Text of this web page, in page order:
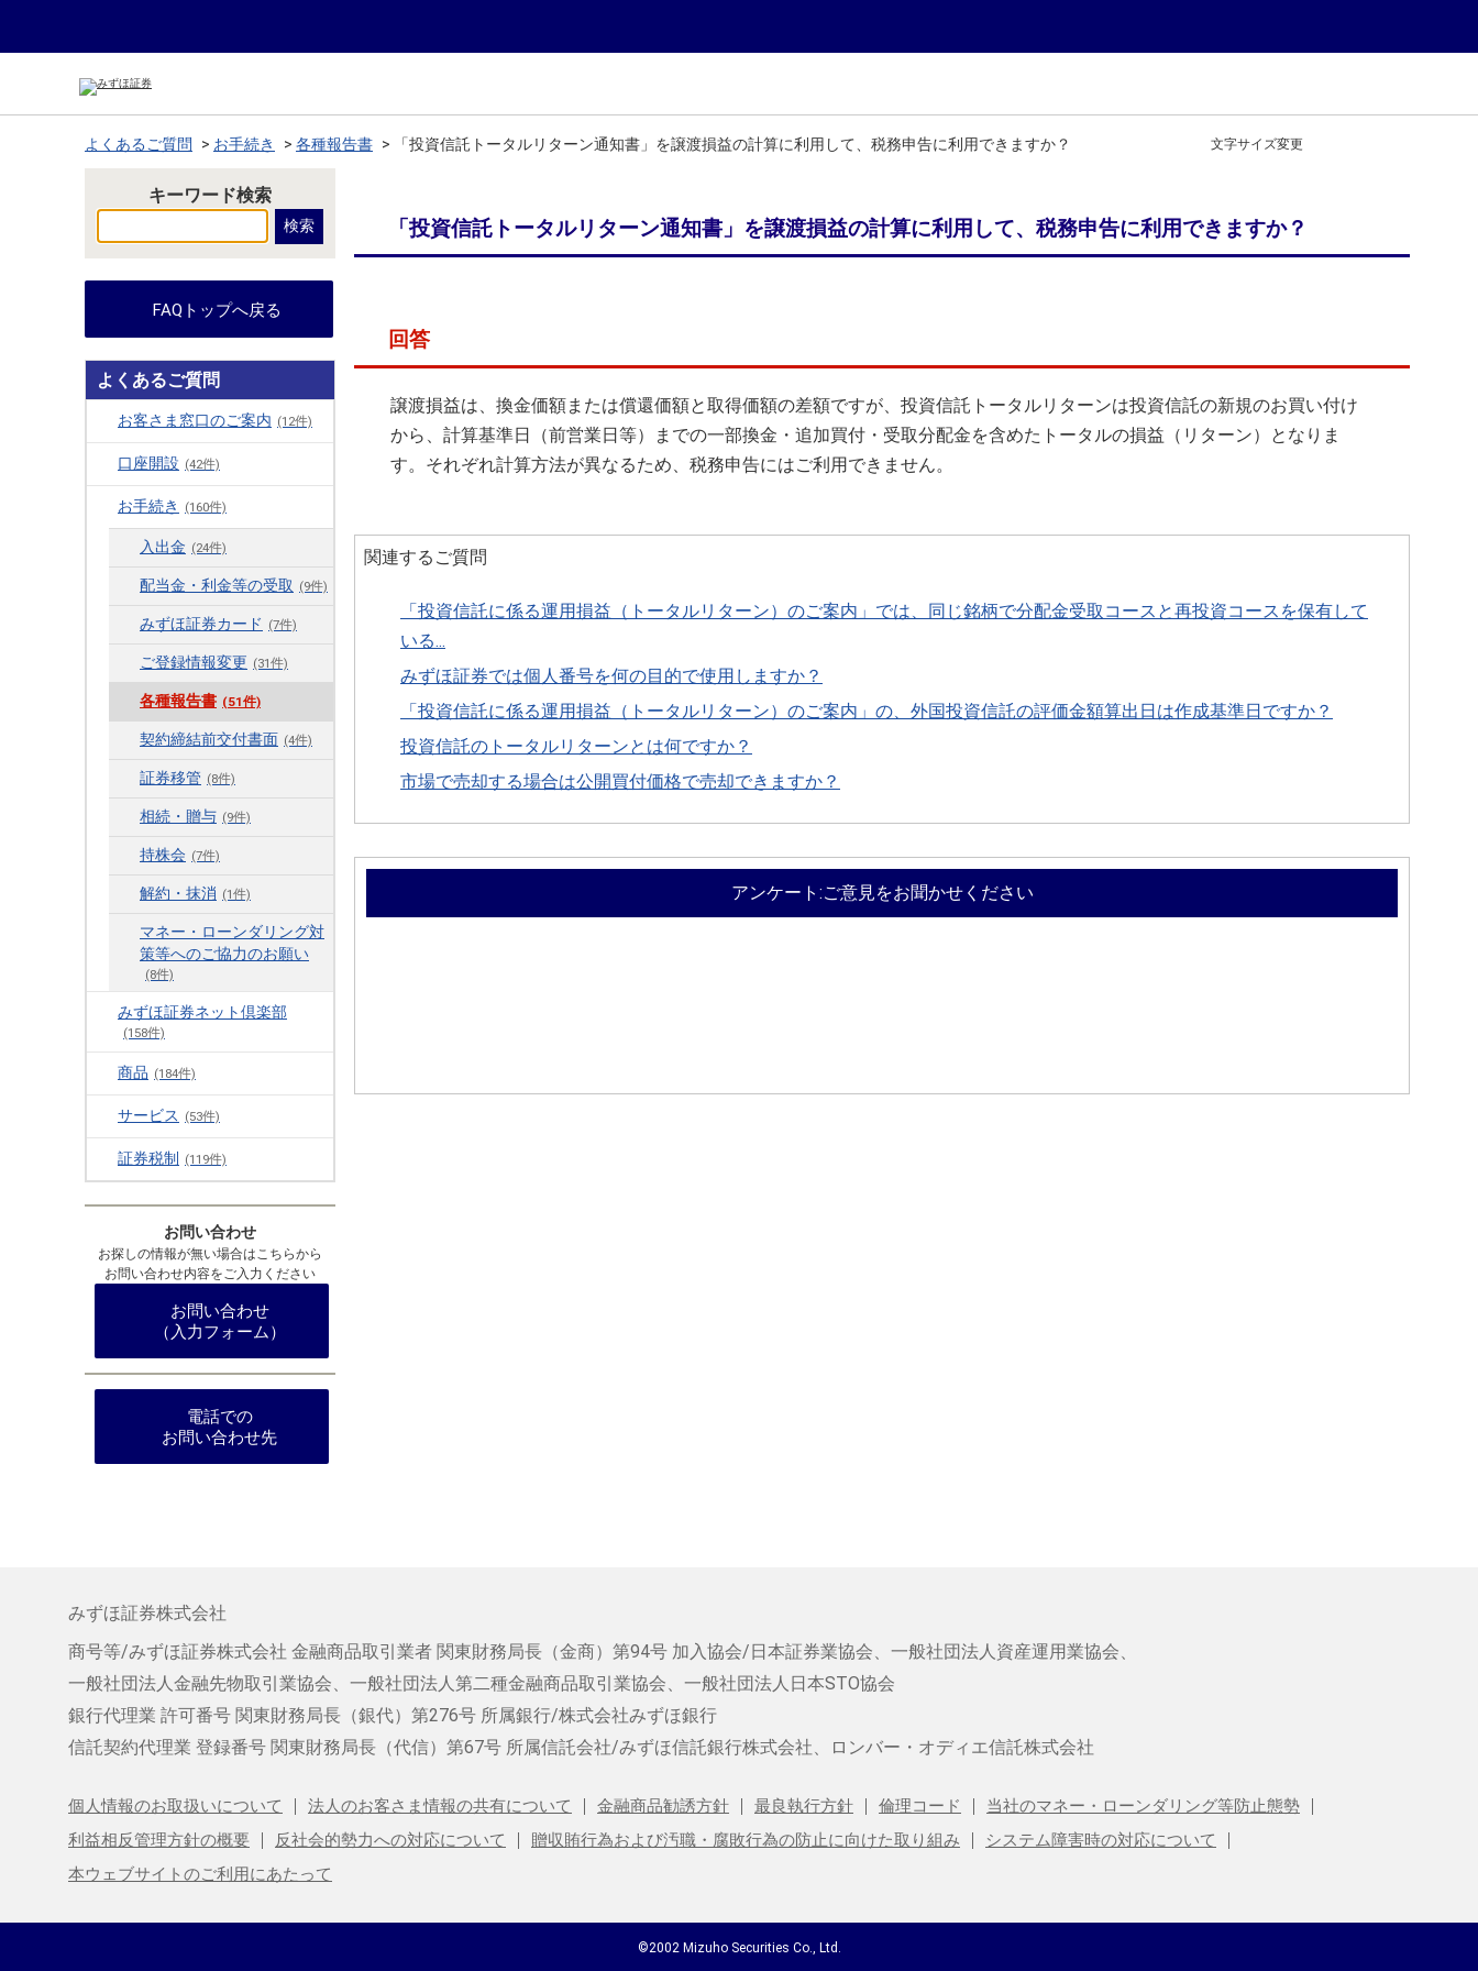
文字サイズ変更
よくあるご質問 > お手続き > 各種報告書 > 「投資信託トータルリターン通知書」を譲渡損益の計算に利用して、税務申告に利用できますか？
キーワード検索
FAQトップへ戻る
よくあるご質問
お客さま窓口のご案内 (12件)
口座開設 (42件)
お手続き (160件)
入出金 (24件)
配当金・利金等の受取 (9件)
みずほ証券カード (7件)
ご登録情報変更 (31件)
各種報告書 (51件)
契約締結前交付書面 (4件)
証券移管 (8件)
相続・贈与 (9件)
持株会 (7件)
解約・抹消 (1件)
マネー・ローンダリング対
策等へのご協力のお願い
(8件)
みずほ証券ネット倶楽部
(158件)
商品 (184件)
サービス (53件)
証券税制 (119件)
お問い合わせ
お探しの情報が無い場合はこちらから
お問い合わせ内容をご入力ください
お問い合わせ
（入力フォーム）
電話での
お問い合わせ先
「投資信託トータルリターン通知書」を譲渡損益の計算に利用して、税務申告に利用できますか？
回答
譲渡損益は、換金価額または償還価額と取得価額の差額ですが、投資信託トータルリターンは投資信託の新規のお買い付け
から、計算基準日（前営業日等）までの一部換金・追加買付・受取分配金を含めたトータルの損益（リターン）となりま
す。それぞれ計算方法が異なるため、税務申告にはご利用できません。
関連するご質問
「投資信託に係る運用損益（トータルリターン）のご案内」では、同じ銘柄で分配金受取コースと再投資コースを保有して
いる...
みずほ証券では個人番号を何の目的で使用しますか？
「投資信託に係る運用損益（トータルリターン）のご案内」の、外国投資信託の評価金額算出日は作成基準日ですか？
投資信託のトータルリターンとは何ですか？
市場で売却する場合は公開買付価格で売却できますか？
アンケート:ご意見をお聞かせください
みずほ証券株式会社
商号等/みずほ証券株式会社 金融商品取引業者 関東財務局長（金商）第94号 加入協会/日本証券業協会、一般社団法人資産運用業協会、
一般社団法人金融先物取引業協会、 一般社団法人第二種金融商品取引業協会、一般社団法人日本STO協会
銀行代理業 許可番号 関東財務局長（銀代）第276号 所属銀行/株式会社みずほ銀行
信託契約代理業 登録番号 関東財務局長（代信）第67号 所属信託会社/みずほ信託銀行株式会社、ロンバー・オディエ信託株式会社
個人情報のお取扱いについて 法人のお客さま情報の共有について 金融商品勧誘方針 最良執行方針 倫理コード
当社のマネー・ローンダリング等防止態勢
利益相反管理方針の概要
反社会的勢力への対応について 贈収賄行為および汚職・腐敗行為の防止に向けた取り組み
システム障害時の対応について
本ウェブサイトのご利用にあたって
©2002 Mizuho Securities Co., Ltd.